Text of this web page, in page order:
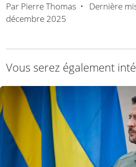
Par Pierre Thomas • Dernière
décembre 2025
Vous serez également